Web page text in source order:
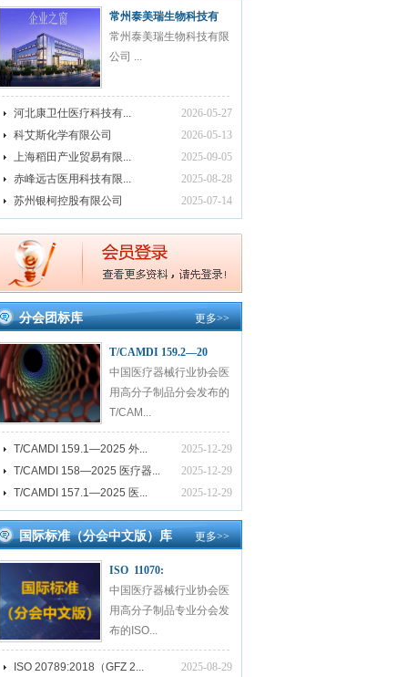
常州泰美瑞生物科技有
常州泰美瑞生物科技有限
公司 ...
河北康卫仕医疗科技有...
2026-05-27
科艾斯化学有限公司
2026-05-13
上海稻田产业贸易有限...
2025-09-05
赤峰远古医用科技有限...
2025-08-28
苏州银柯控股有限公司
2025-07-14
分会团标库 更多>>
T/CAMDI 159.2—20
中国医疗器械行业协会医
用高分子制品分会发布的
T/CAM...
T/CAMDI 159.1—2025 外...
2025-12-29
T/CAMDI 158—2025 医疗器...
2025-12-29
T/CAMDI 157.1—2025 医...
2025-12-29
国际标准（分会中文版）库 更多>>
ISO 11070:
中国医疗器械行业协会医
用高分子制品专业分会发
布的ISO...
ISO 20789:2018（GFZ 2...
2025-08-29